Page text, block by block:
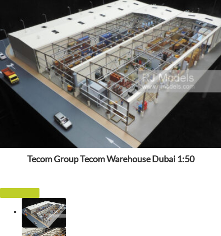
Tecom Group Tecom Warehouse Dubai 1:50